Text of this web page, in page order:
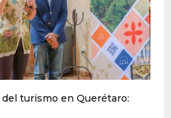
turismo en Querétaro: